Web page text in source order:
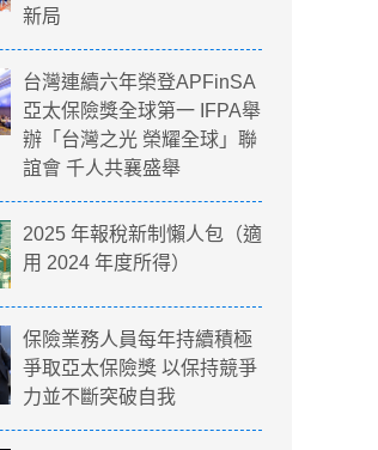
新局
台灣連續六年榮登APFinSA
亞太保險獎全球第一 IFPA舉
辦「台灣之光 榮耀全球」聯
誼會 千人共襄盛舉
2025 年報稅新制懶人包（適
用 2024 年度所得）
保險業務人員每年持續積極
爭取亞太保險獎 以保持競爭
力並不斷突破自我